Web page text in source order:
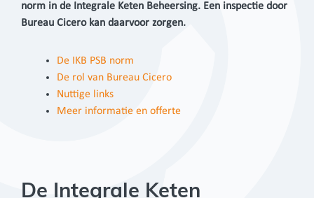
norm in de Integrale Keten Beheersing. Een inspectie door
Bureau Cicero kan daarvoor zorgen.
De IKB PSB norm
De rol van Bureau Cicero
Nuttige links
Meer informatie en offerte
De Integrale Keten